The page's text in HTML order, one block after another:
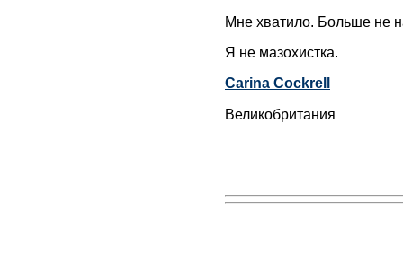
Мне хватило. Больше не
Я не мазохистка.
Carina Cockrell
Великобритания